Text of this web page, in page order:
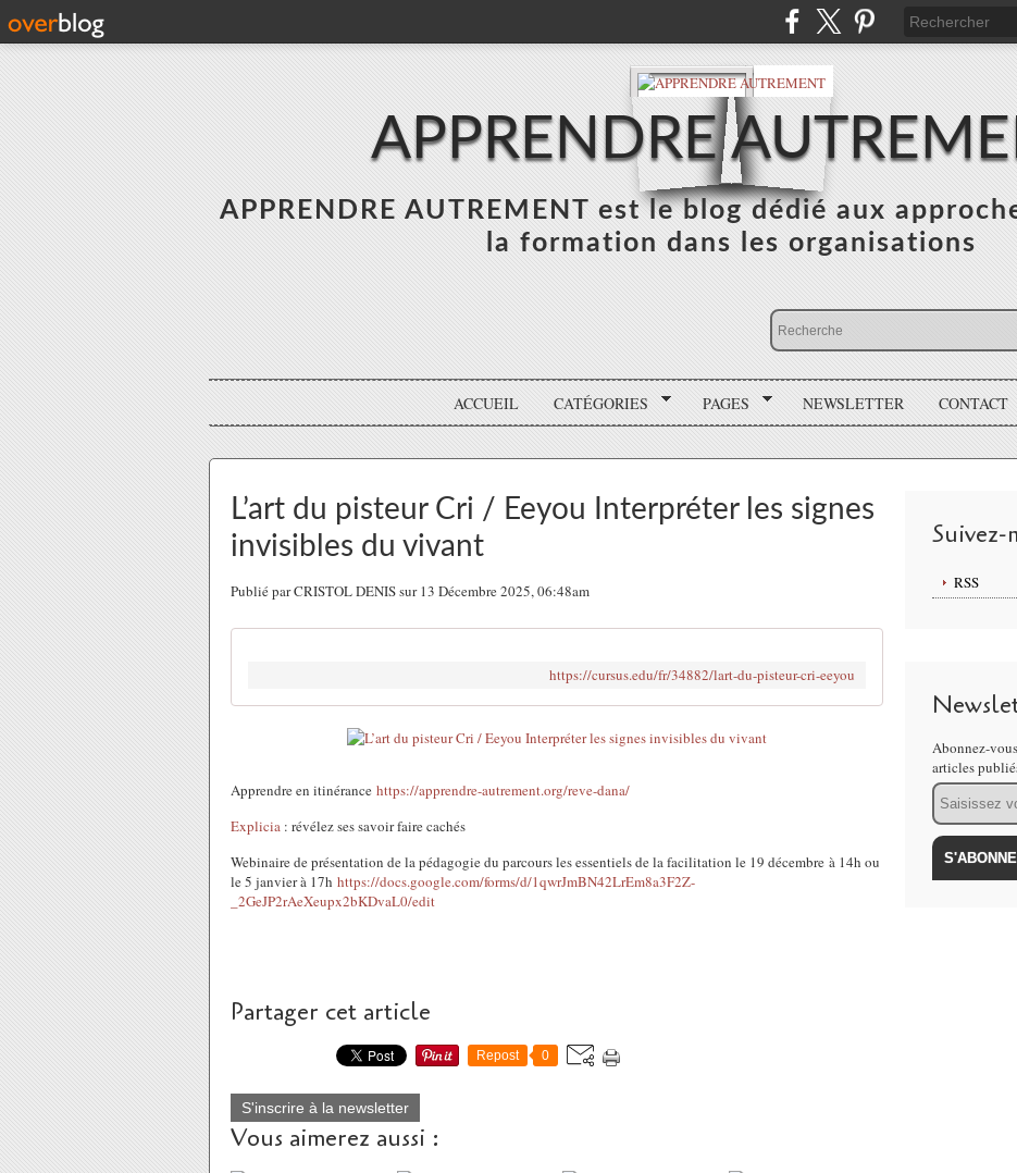
APPRENDRE
APPRENDRE AUTREMENT est le blog dédié aux
la formation dans les organisations
ACCUEIL CATÉGORIES PAGES NEWSLETTER CONTACT
L’art du pisteur Cri / Eeyou Interpréter les signes
invisibles du vivant
Publié par CRISTOL DENIS sur 13 Décembre 2025, 06:48am
https://cursus.edu/fr/34882/lart-du-pisteur-cri-eeyou
Apprendre en itinérance https://apprendre-autrement.org/reve-dana/
Explicia : révélez ses savoir faire cachés
Webinaire de présentation de la pédagogie du parcours les essentiels de la facilitation le 19 décembre à 14h ou
le 5 janvier à 17h https://docs.google.com/forms/d/1qwrJmBN42LrEm8a3F2Z-
_2GeJP2rAeXeupx2bKDvaL0/edit
Partager cet article
Repost 0
S'inscrire à la newsletter
Vous aimerez aussi :
Suivez-
RSS
Abonnez-
articles
Email